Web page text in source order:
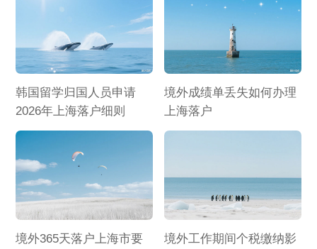
韩国留学归国人员申请
2026年上海落户细则
境外成绩单丢失如何办理
上海落户
境外365天落户上海市要
境外工作期间个税缴纳影